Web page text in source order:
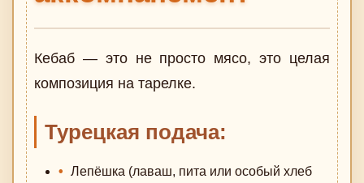
Кебаб — это не просто мясо, это целая
композиция на тарелке.
Турецкая подача:
Лепёшка (лаваш, пита или особый хлеб